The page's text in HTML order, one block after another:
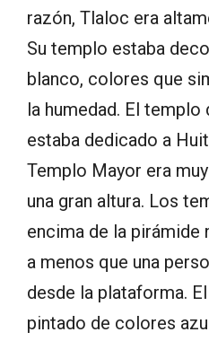
razón, Tlaloc era
Su templo estaba
blanco, colores que
la humedad. El
estaba dedicado a
Templo Mayor era
una gran altura. Los
encima de la pirámide
a menos que una
desde la plataforma.
pintado de colores